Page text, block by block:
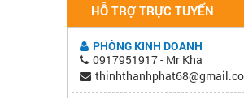
HỖ TRỢ TRỰC TUYẾN
PHÒNG KINH DOANH
0917951917 - Mr Kha